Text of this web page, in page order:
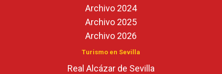
Archivo 2024
Archivo 2025
Archivo 2026
Turismo en Sevilla
Real Alcázar de Sevilla